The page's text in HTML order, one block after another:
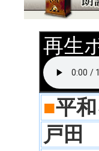
再生
■平
戸田